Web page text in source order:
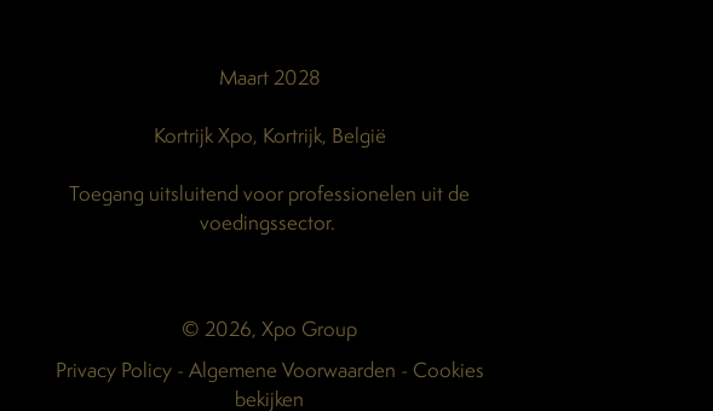
Maart 2028
Kortrijk Xpo, Kortrijk, België
Toegang uitsluitend voor professionelen uit de
voedingssector.
© 2026, Xpo Group
Privacy Policy- Algemene Voorwaarden - Cookies
bekijken